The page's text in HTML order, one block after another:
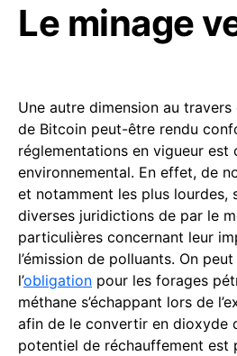
Le minage
Une autre dimension au
de Bitcoin peut-être rendu
réglementations en vigueur est
environnemental. En effet, de
et notamment les plus lourdes,
diverses juridictions de par le
particulières concernant leur
l’émission de polluants. On
l’obligation pour les forages
méthane s’échappant lors de
afin de le convertir en dioxyde
potentiel de réchauffement est